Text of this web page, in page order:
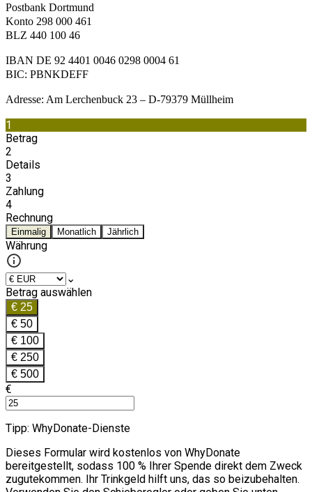
Postbank Dortmund
Konto 298 000 461
BLZ 440 100 46
IBAN DE 92 4401 0046 0298 0004 61
BIC: PBNKDEFF
Adresse: Am Lerchenbuck 23 – D-79379 Müllheim